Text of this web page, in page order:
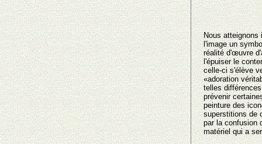
Nous atteignons
l'image un
réalité d'œuvre
l'épuiser le
celle-ci s'élève
«adoration
telles
prévenir
peinture des
superstitions de
par la confusion
matériel qui a